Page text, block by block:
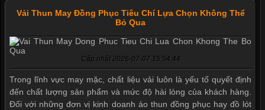
Vải Thun May Đồng Phục Tiêu Chí Lựa Chọn Không Thể
Bỏ Qua
Cập nhật 2026-07-07 15:54:44
Trong lĩnh vực may mặc, chất liệu vải luôn là yếu tố quyết định
đến chất lượng sản phẩm và mức độ hài lòng của khách hàng.
Đối với những đơn vị kinh doanh áo thun đồng phục hay đồ lót
Thị hiều quần lót nam bơi lội nam và nữ 2017